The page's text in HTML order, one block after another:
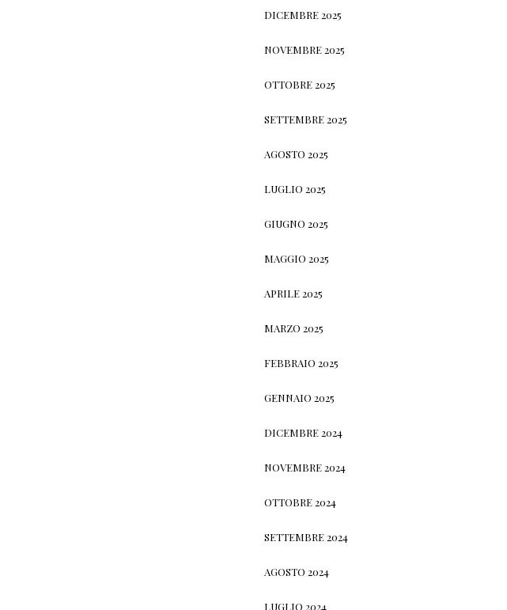
DICEMBRE 2025
NOVEMBRE 2025
OTTOBRE 2025
SETTEMBRE 2025
AGOSTO 2025
LUGLIO 2025
GIUGNO 2025
MAGGIO 2025
APRILE 2025
MARZO 2025
FEBBRAIO 2025
GENNAIO 2025
DICEMBRE 2024
NOVEMBRE 2024
OTTOBRE 2024
SETTEMBRE 2024
AGOSTO 2024
LUGLIO 2024